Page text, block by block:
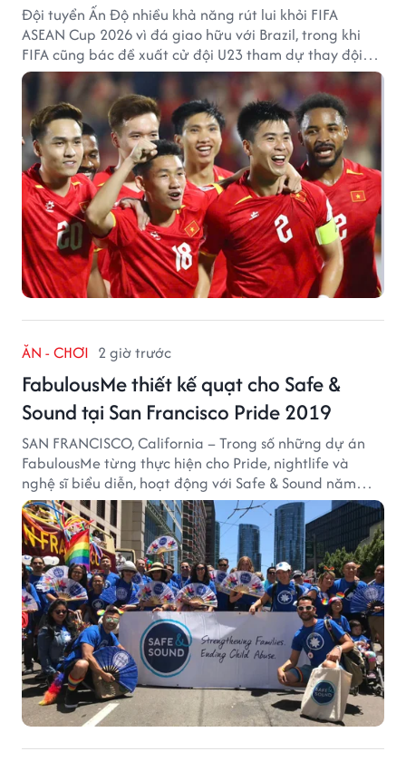
Đội tuyển Ấn Độ nhiều khả năng rút lui khỏi FIFA
ASEAN Cup 2026 vì đá giao hữu với Brazil, trong khi
FIFA cũng bác đề xuất cử đội U23 tham dự thay đội
tuyển quốc gia.
ĂN - CHƠI 2 giờ trước
FabulousMe thiết kế quạt cho Safe &
Sound tại San Francisco Pride 2019
SAN FRANCISCO, California – Trong số những dự án
FabulousMe từng thực hiện cho Pride, nightlife và
nghệ sĩ biểu diễn, hoạt động với Safe & Sound năm
2019 mang một bối cảnh khác biệt. Safe & Sound là tổ
chức phi lợi nhuận tại San Francisco hoạt động trong
lĩnh vực phòng ngừa bạo hành trẻ em, hỗ trợ gia đình
và xây dựng môi trường an toàn cho trẻ em.